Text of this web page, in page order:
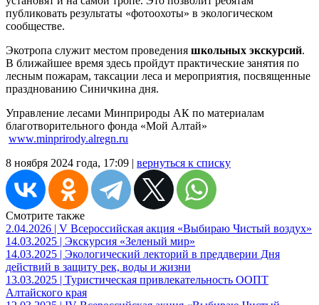
публиковать результаты «фотоохоты» в экологическом
сообществе.
Экотропа служит местом проведения школьных экскурсий.
В ближайшее время здесь пройдут практические занятия по
лесным пожарам, таксации леса и мероприятия, посвященные
празднованию Синичкина дня.
Управление лесами Минприроды АК по материалам
благотворительного фонда «Мой Алтай»
www.minprirody.alregn.ru
8 ноября 2024 года, 17:09 | вернуться к списку
Смотрите также
2.04.2026 | V Всероссийская акция «Выбираю Чистый воздух»
14.03.2025 | Экскурсия «Зеленый мир»
14.03.2025 | Экологический лекторий в преддверии Дня
действий в защиту рек, воды и жизни
13.03.2025 | Туристическая привлекательность ООПТ
Алтайского края